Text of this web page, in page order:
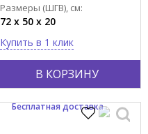
В КОРЗИНУ
Размеры (ШГВ), см:
72 x 50 x 20
Купить в 1 клик
Бесплатная доставка